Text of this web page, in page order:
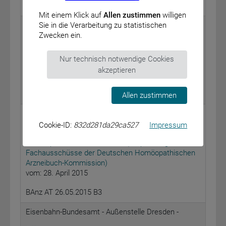
Bundesinstitut für Arzneimittel und Medizinprodukte
gemäß § 3 Nummer 18 des
Medizinproduktegesetzes (MPG)
Fachausschüsse der Deutschen Homöopathischen
Arzneibuch-Kommission)
vom: 28. April 2015
BAnz AT 26.05.2015 B3
Eisenbahn-Bundesamt - Außenstelle Dresden -
Mit einem Klick auf Allen zustimmenwilligen
Sie in die Verarbeitung zu statistischen
Zwecken ein.
Nur technisch notwendige Cookies
akzeptieren
Allen zustimmen
Cookie-ID: 832d281da29ca527 Impressum